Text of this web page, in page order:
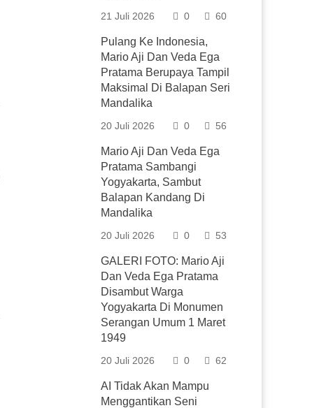
21 Juli 2026 0 60
Pulang Ke Indonesia,
Mario Aji Dan Veda Ega
Pratama Berupaya Tampil
Maksimal Di Balapan Seri
Mandalika
20 Juli 2026 0 56
Mario Aji Dan Veda Ega
Pratama Sambangi
Yogyakarta, Sambut
Balapan Kandang Di
Mandalika
20 Juli 2026 0 53
GALERI FOTO: Mario Aji
Dan Veda Ega Pratama
Disambut Warga
Yogyakarta Di Monumen
Serangan Umum 1 Maret
1949
20 Juli 2026 0 62
AI Tidak Akan Mampu
Menggantikan Seni